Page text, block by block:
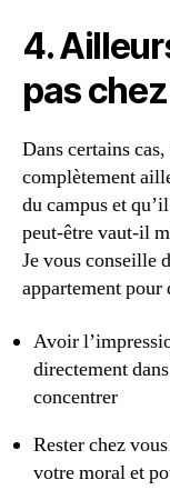
4.
pas
Dans certains
complètement
du campus et
peut-être vaut-il
Je vous conseille
appartement pour
Avoir
directement
concentrer
Rester chez
votre moral et